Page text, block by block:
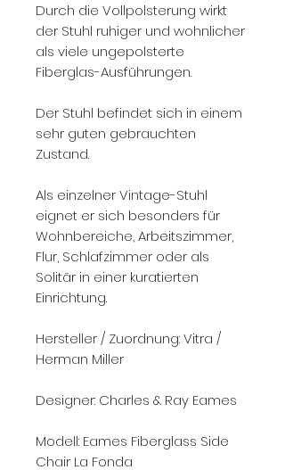
Durch die Vollpolsterung wirkt
der Stuhl ruhiger und wohnlicher
als viele ungepolsterte
Fiberglas-Ausführungen.
Der Stuhl befindet sich in einem
sehr guten gebrauchten
Zustand.
Als einzelner Vintage-Stuhl
eignet er sich besonders für
Wohnbereiche, Arbeitszimmer,
Flur, Schlafzimmer oder als
Solitär in einer kuratierten
Einrichtung.
Hersteller / Zuordnung: Vitra /
Herman Miller
Designer: Charles & Ray Eames
Modell: Eames Fiberglass Side
Chair La Fonda